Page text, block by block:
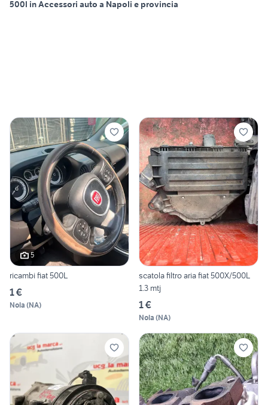
500l in Accessori auto a Napoli e provincia
5
ricambi fiat 500L
1 €
Nola (NA)
scatola filtro aria fiat 500X/500L
1.3 mtj
1 €
Nola (NA)